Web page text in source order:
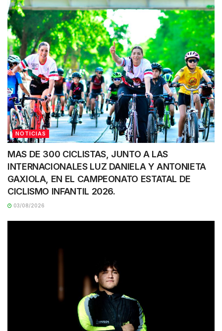
NOTICIAS
MAS DE 300 CICLISTAS, JUNTO A LAS
INTERNACIONALES LUZ DANIELA Y ANTONIETA
GAXIOLA, EN EL CAMPEONATO ESTATAL DE
CICLISMO INFANTIL 2026.
03/08/2026